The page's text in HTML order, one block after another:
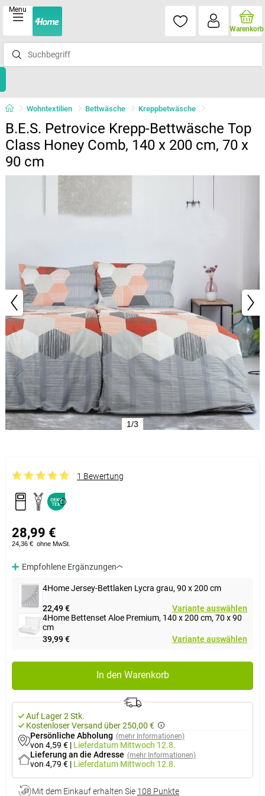
Menu
Warenkorb
Wohntextilien Bettwäsche Kreppbetwäsche
B.E.S. Petrovice Krepp-Bettwäsche Top
Class Honey Comb, 140 x 200 cm, 70 x
90 cm
1/3
1 Bewertung
28,99 €
24,36 € ohne MwSt.
Empfohlene Ergänzungen
4Home Jersey-Bettlaken Lycra grau, 90 x 200 cm
22,49 €
Variante auswählen
4Home Bettenset Aloe Premium, 140 x 200 cm, 70 x 90
cm
39,99 €
Variante auswählen
In den Warenkorb
Auf Lager 2 Stk.
Kostenloser Versand über 250,00 €
Persönliche Abholung (mehr Informationen)
von 4,59 € | Lieferdatum Mittwoch 12.8.
Lieferung an die Adresse (mehr Informationen)
von 4,79 € | Lieferdatum Mittwoch 12.8.
Mit dem Einkauf erhalten Sie 108 Punkte